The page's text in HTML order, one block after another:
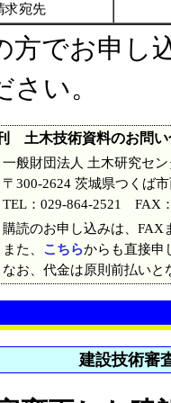
求宛先
方でお申し
さい。
土木技術資料のお問い
一般財団法人 土木研究セ
〒300-2624 茨城県つくば
TEL：029-864-2521
購読のお申し込みは、FAX
また、 こちらからも直接申
なお、代金は原則前払い
建設技術審